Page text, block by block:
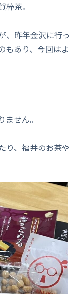
茶。
、昨年金沢に行っ
もあり、今回はよ
せん。
り、福井のお茶や